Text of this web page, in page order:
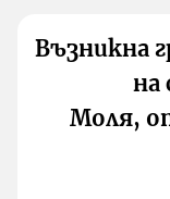
Възникна
на
Моля,